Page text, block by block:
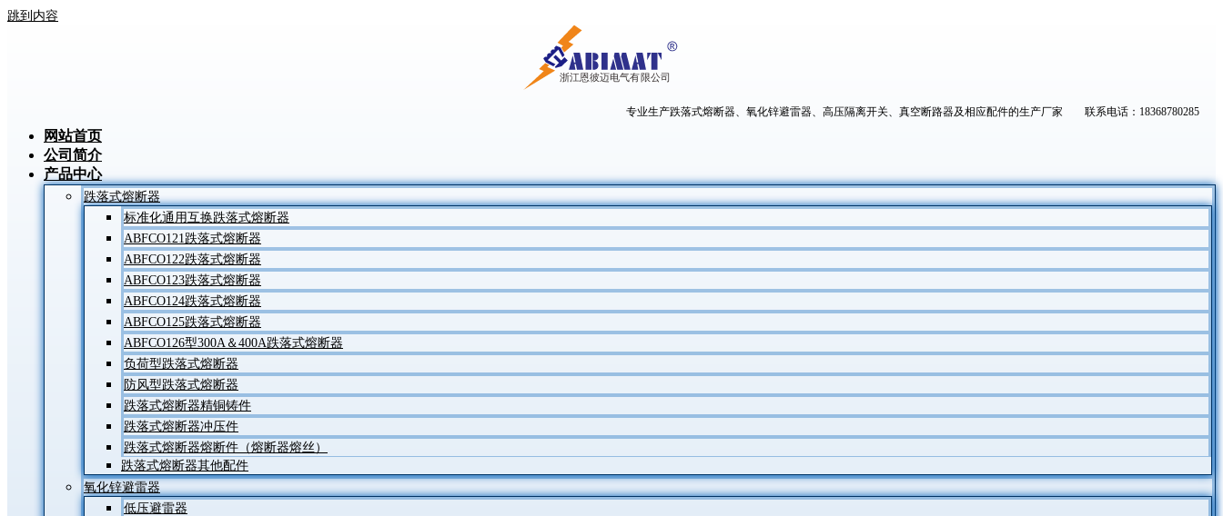
跳到内容
专业生产跌落式熔断器、氧化锌避雷器、高压隔离开关、真空断路器及相应配件的生产厂家 联系电话：18368780285
网站首页
公司简介
产品中心
跌落式熔断器
标准化通用互换跌落式熔断器
ABFCO121跌落式熔断器
ABFCO122跌落式熔断器
ABFCO123跌落式熔断器
ABFCO124跌落式熔断器
ABFCO125跌落式熔断器
ABFCO126型300A＆400A跌落式熔断器
负荷型跌落式熔断器
防风型跌落式熔断器
跌落式熔断器精铜铸件
跌落式熔断器冲压件
跌落式熔断器熔断件（熔断器熔丝）
跌落式熔断器其他配件
氧化锌避雷器
低压避雷器